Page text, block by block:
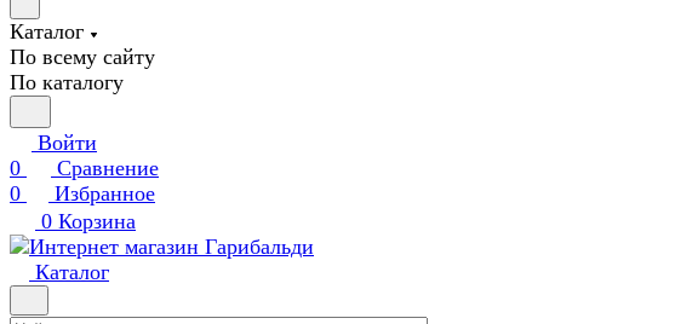
Каталог
По всему сайту
По каталогу
Войти
0
Сравнение
0
Избранное
0 Корзина
Каталог